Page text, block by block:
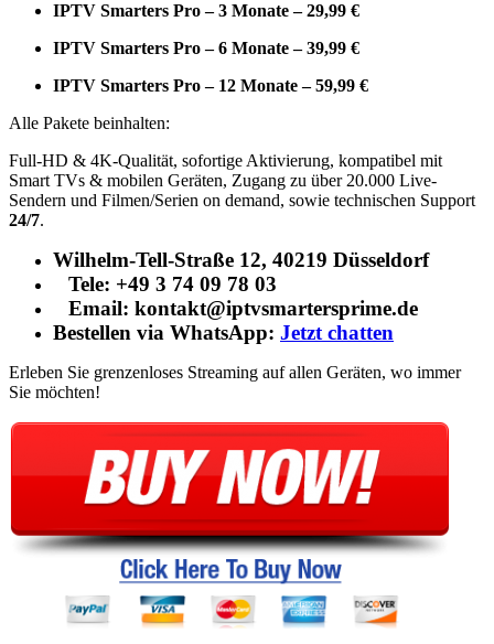
IPTV Smarters Pro – 3 Monate – 29,99 €
IPTV Smarters Pro – 6 Monate – 39,99 €
IPTV Smarters Pro – 12 Monate – 59,99 €
Alle Pakete beinhalten:
Full-HD & 4K-Qualität, sofortige Aktivierung, kompatibel mit
Smart TVs & mobilen Geräten, Zugang zu über 20.000 Live-
Sendern und Filmen/Serien on demand, sowie technischen Support
24/7.
Wilhelm-Tell-Straße 12, 40219 Düsseldorf
Tele: +49 3 74 09 78 03
Email: kontakt@iptvsmartersprime.de
Bestellen via WhatsApp: Jetzt chatten
Erleben Sie grenzenloses Streaming auf allen Geräten, wo immer
Sie möchten!